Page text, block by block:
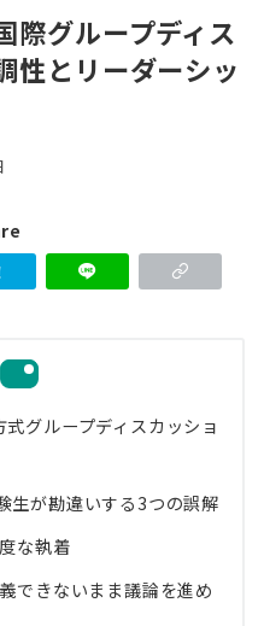
際グループディス
性とリーダーシッ
グループディスカッショ
生が勘違いする3つの誤解
な執着
できないまま議論を進め